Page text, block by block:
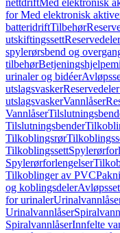
nettdriftMed elektronisk
for Med elektronisk
batteridriftTilbehør
utskiftingssett
spylerørsbend og
tilbehør
urinaler og bidéer
utslagsvasker
utslagsvaskerVannlåser
Vannlåser
Tilslutningsbender
Tilkoblingsrør
Tilkoblingssett
Spylerørforlengelser
Tilkoblinger av PVC
og koblingsdeler
for urinaler
Urinalvannlåser
SpiralvannlåserInnfelte